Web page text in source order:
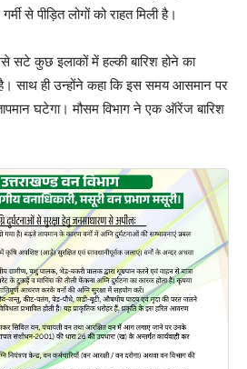
से पीड़ित लोगों को राहत मिली है।
कुछ इलाकों में हल्की बारिश होने का
साथ ही उन्होंने कहा कि इस समय आसमान पर
घटेगा। मौसम विभाग ने एक ऑरेंज बारिश